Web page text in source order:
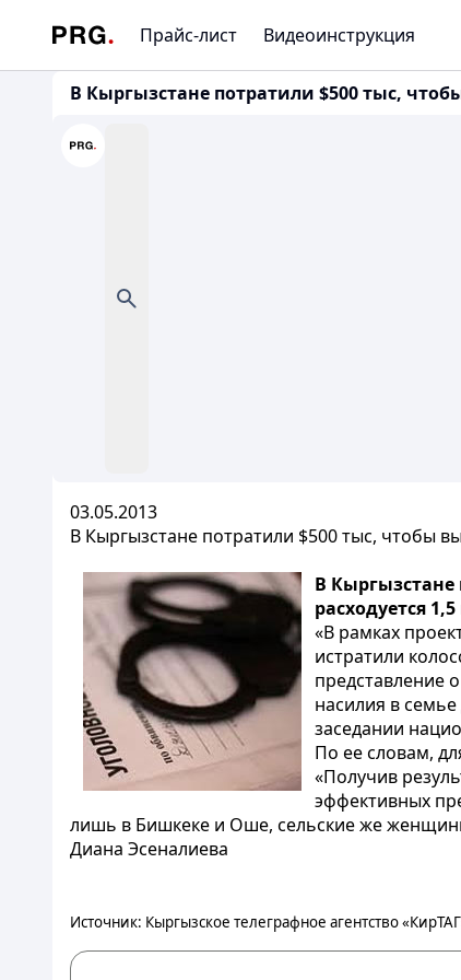
Прайс-лист Видеоинструкция
В Кыргызстане потратили $500 тыс,
03.05.2013
В Кыргызстане потратили $500 тыс, чтобы
В Кыргызстане
расходуется
«В рамках
истратили
представление
насилия в
заседании
По ее словам,
«Получив
эффективных
лишь в Бишкеке и Оше, сельские же
Диана Эсеналиева
Источник: Кыргызское телеграфное агентство